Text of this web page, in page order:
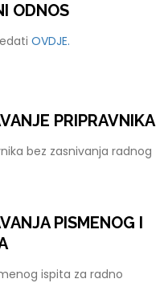
ODNOS
OVDJE.
PRIPRAVNIKA
bez zasnivanja radnog
PISMENOG I
ispita za radno